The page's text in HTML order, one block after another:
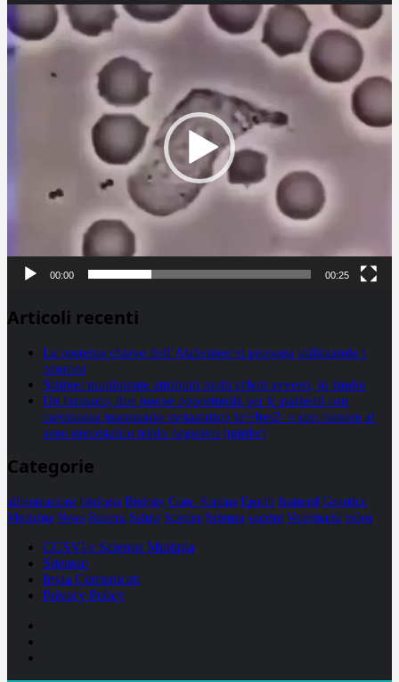
Player
00:00 00:25
Articoli recenti
La proteina chiave dell’Alzheimer si propaga utilizzando i
neuroni
Statine: inutilmente attribuiti molti effetti avversi, lo studio
Un farmaco, due nuove opportunità per le pazienti con
carcinoma mammario metastatico hr+/her2- e con tumore al
seno metastatico triplo negativo (mtnbc)
Categorie
alimentazione biologia Biology Com. Stampa Epatiti featured Genetica
Medicina News Ricerca Salute Science Scienza vaccini Veterinaria video
CCSVI e Sclerosi Multipla
Sitemap
Invia Comunicati
Privacy Policy